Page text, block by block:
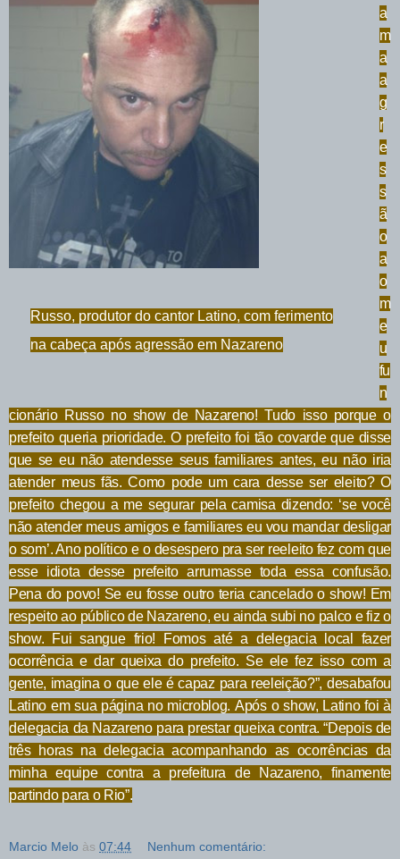
Russo, produtor do cantor Latino, com ferimento
na cabeça após agressão em Nazareno
a
m
a
a
g
r
e
s
s
ã
o
a
o
m
e
u
fu
n
cionário Russo no show de Nazareno! Tudo isso porque o
prefeito queria prioridade. O prefeito foi tão covarde que disse
que se eu não atendesse seus familiares antes, eu não iria
atender meus fãs. Como pode um cara desse ser eleito? O
prefeito chegou a me segurar pela camisa dizendo: ‘se você
não atender meus amigos e familiares eu vou mandar desligar
o som’. Ano político e o desespero pra ser reeleito fez com que
esse idiota desse prefeito arrumasse toda essa confusão.
Pena do povo! Se eu fosse outro teria cancelado o show! Em
respeito ao público de Nazareno, eu ainda subi no palco e fiz o
show. Fui sangue frio! Fomos até a delegacia local fazer
ocorrência e dar queixa do prefeito. Se ele fez isso com a
gente, imagina o que ele é capaz para reeleição?”, desabafou
Latino em sua página no microblog. Após o show, Latino foi à
delegacia da Nazareno para prestar queixa contra. “Depois de
três horas na delegacia acompanhando as ocorrências da
minha equipe contra a prefeitura de Nazareno, finamente
partindo para o Rio”.
Marcio Melo às 07:44 Nenhum comentário: